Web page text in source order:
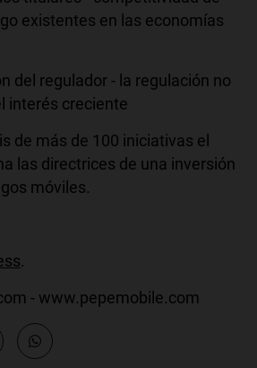
existentes en las economías
del regulador - la regulación no
interés creciente
de más de 100 iniciativas el
las directrices de una inversión
móviles.
.
- www.pepemobile.com